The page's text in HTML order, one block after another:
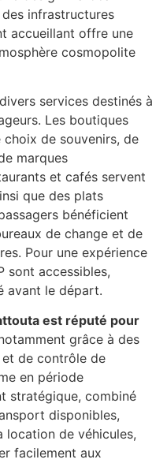
des infrastructures
accueillant offre une
cosmopolite
services destinés à
Les boutiques
de souvenirs, de
marques
et cafés servent
que des plats
bénéficient
de change et de
Pour une expérience
sont accessibles,
avant le départ.
est réputé pour
grâce à des
et de contrôle de
en période
stratégique, combiné
disponibles,
location de véhicules,
facilement aux